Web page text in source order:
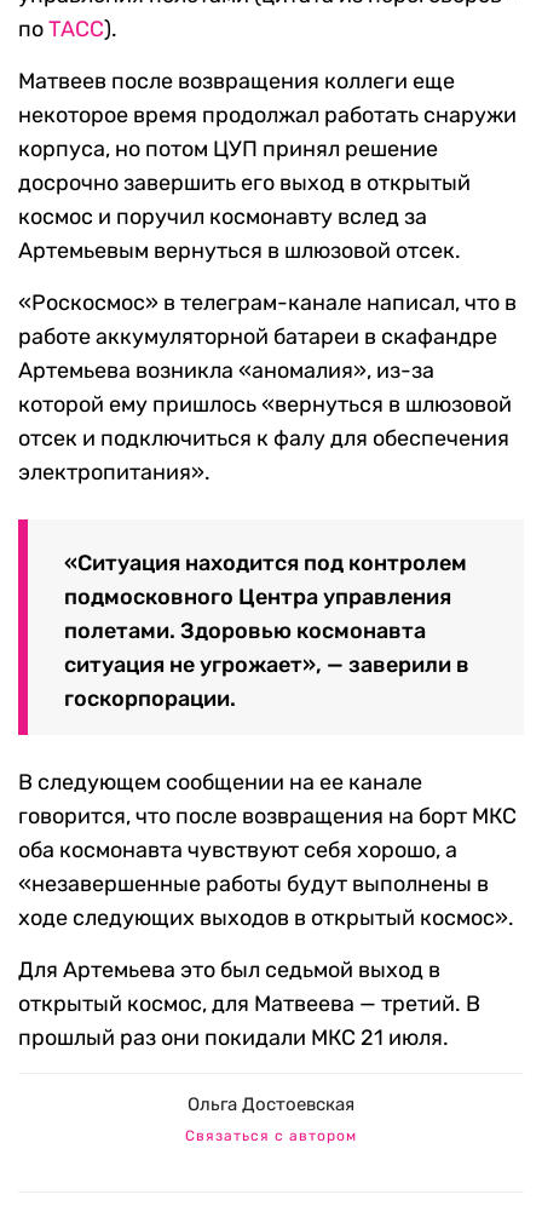
поТАСС).
Матвеев после возвращения коллеги еще
некоторое время продолжал работать снаружи
корпуса, но потом ЦУП принял решение
досрочно завершить его выход в открытый
космос и поручил космонавту вслед за
Артемьевым вернуться в шлюзовой отсек.
«Роскосмос» в телеграм-канале написал, что в
работе аккумуляторной батареи в скафандре
Артемьева возникла «аномалия», из-за
которой ему пришлось «вернуться в шлюзовой
отсек и подключиться к фалу для обеспечения
электропитания».
«Ситуация находится под контролем
подмосковного Центра управления
полетами. Здоровью космонавта
ситуация не угрожает», — заверили в
госкорпорации.
В следующем сообщении на ее канале
говорится, что после возвращения на борт МКС
оба космонавта чувствуют себя хорошо, а
«незавершенные работы будут выполнены в
ходе следующих выходов в открытый космос».
Для Артемьева это был седьмой выход в
открытый космос, для Матвеева — третий. В
прошлый раз они покидали МКС 21 июля.
Ольга Достоевская
Связаться с автором